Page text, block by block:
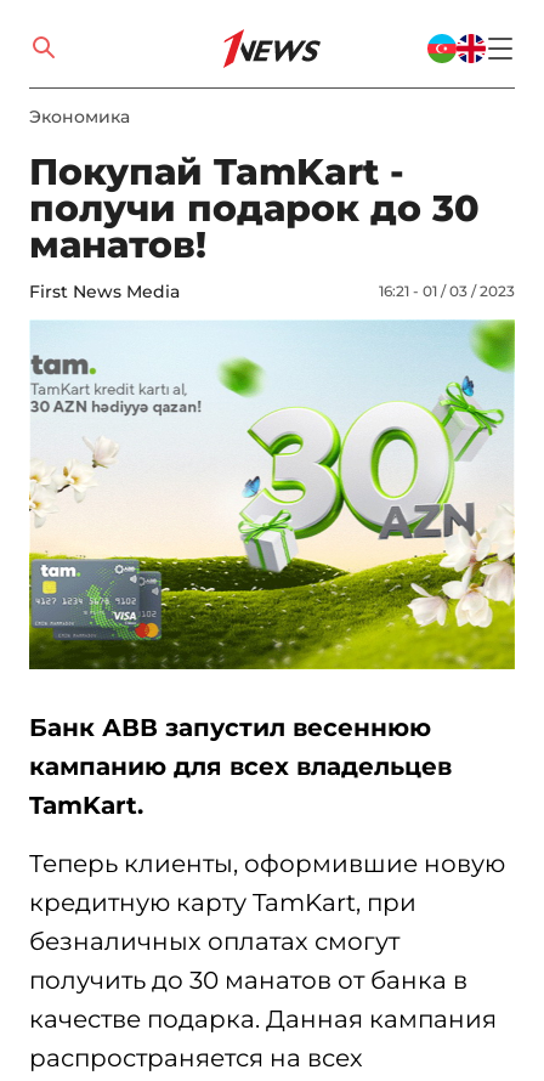
Экономика
Покупай TamKart -
получи подарок до 30
манатов!
First News Media 16:21 - 01 / 03 / 2023
Банк АВВ запустил весеннюю
кампанию для всех владельцев
TamKart.
Теперь клиенты, оформившие новую
кредитную карту TamKart, при
безналичных оплатах смогут
получить до 30 манатов от банка в
качестве подарка. Данная кампания
распространяется на всех